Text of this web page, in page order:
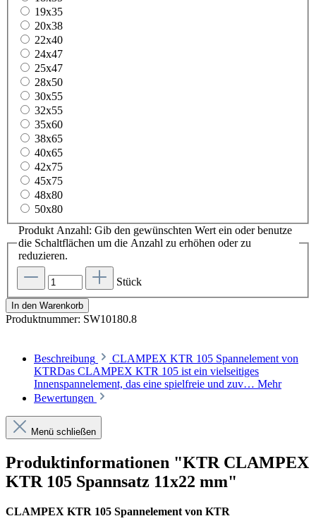
19x35
20x38
22x40
24x47
25x47
28x50
30x55
32x55
35x60
38x65
40x65
42x75
45x75
48x80
50x80
Produkt Anzahl: Gib den gewünschten Wert ein oder benutze
die Schaltflächen um die Anzahl zu erhöhen oder zu
reduzieren.
Stück
In den Warenkorb
Produktnummer: SW10180.8
Beschreibung
CLAMPEX KTR 105 Spannelement von
KTRDas CLAMPEX KTR 105 ist ein vielseitiges
Innenspannelement, das eine spielfreie und zuv… Mehr
Bewertungen
Menü schließen
Produktinformationen "KTR CLAMPEX
KTR 105 Spannsatz 11x22 mm"
CLAMPEX KTR 105 Spannelement von KTR